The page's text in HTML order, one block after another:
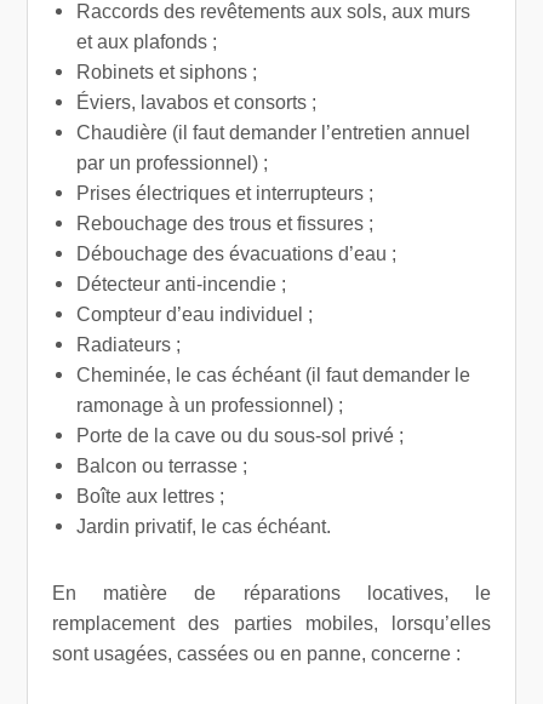
Raccords des revêtements aux sols, aux murs
et aux plafonds ;
Robinets et siphons ;
Éviers, lavabos et consorts ;
Chaudière (il faut demander l’entretien annuel
par un professionnel) ;
Prises électriques et interrupteurs ;
Rebouchage des trous et fissures ;
Débouchage des évacuations d’eau ;
Détecteur anti-incendie ;
Compteur d’eau individuel ;
Radiateurs ;
Cheminée, le cas échéant (il faut demander le
ramonage à un professionnel) ;
Porte de la cave ou du sous-sol privé ;
Balcon ou terrasse ;
Boîte aux lettres ;
Jardin privatif, le cas échéant.
En matière de réparations locatives, le
remplacement des parties mobiles, lorsqu’elles
sont usagées, cassées ou en panne, concerne :